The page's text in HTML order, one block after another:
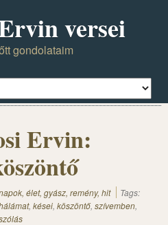
versei
gondolataim
Ervin:
élet, gyász, remény, hit
Tags:
, kései, köszöntő, szívemben,